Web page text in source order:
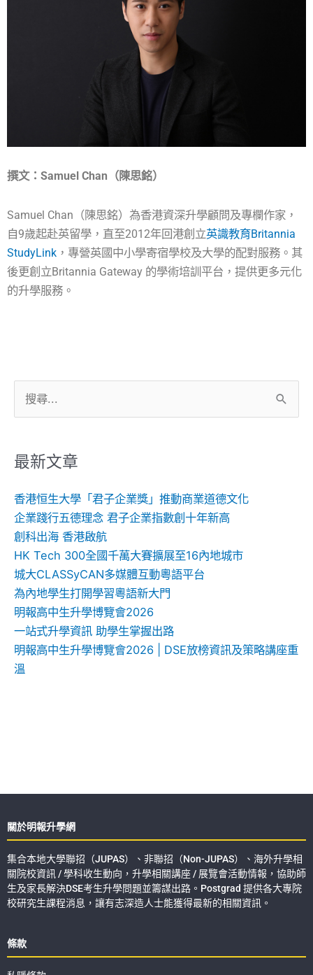
撰文：Samuel Chan（陳思銘）
Samuel Chan（陳思銘）為香港資深升學顧問及專欄作家，
自9歲起赴英留學，直至2012年回港創立英識教育Britannia
StudyLink ，專營英國中小學寄宿學校及大學的配對服務。其
後更創立Britannia Gateway 的學術培訓平台，提供更多元化
的升學服務。
尋
鍵
最新文章
香港恒生大學「君子企業獎」推動商業道德文化
企業踐行五德理念 君子企業指數創十年新高
創科出海 香港啟航
HK Tech 300全國千萬大賽擴展至16內地城市
城大CLASSyCAN多媒體互動粵語平台
為內地學生打開學習粵語新大門
明報高中生升學博覽會2026
一站式升學資訊 助學生掌握出路
明報高中生升學博覽會2026 | DSE放榜資訊及策略講座重
溫
關於明報升學網
集合本地大學聯招（JUPAS）、非聯招（Non-JUPAS）、海外升學相
關院校資訊 / 學科收生動向，升學相關講座 / 展覽會活動情報，協助師
生及家長解決DSE考生升學問題並籌謀出路。Postgrad 提供各大專院
校研究生課程消息，讓有志深造人士能獲得最新的相關資訊。
條款